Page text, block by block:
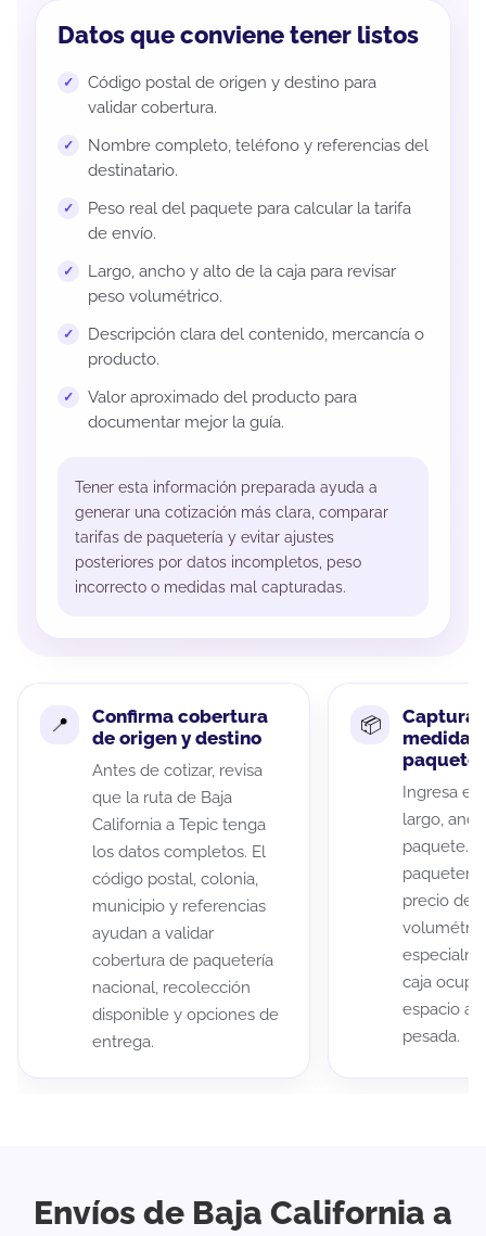
Datos que conviene tener listos
Código postal de origen y destino para
validar cobertura.
Nombre completo, teléfono y referencias del
destinatario.
Peso real del paquete para calcular la tarifa
de envío.
Largo, ancho y alto de la caja para revisar
peso volumétrico.
Descripción clara del contenido, mercancía o
producto.
Valor aproximado del producto para
documentar mejor la guía.
Tener esta información preparada ayuda a
generar una cotización más clara, comparar
tarifas de paquetería y evitar ajustes
posteriores por datos incompletos, peso
incorrecto o medidas mal capturadas.
Confirma cobertura
de origen y destino
Antes de cotizar, revisa
que la ruta de Baja
California a Tepic tenga
los datos completos. El
código postal, colonia,
municipio y referencias
ayudan a validar
cobertura de paquetería
nacional, recolección
disponible y opciones de
entrega.
Captura
medidas
paquete
Ingresa el
largo,
paquete.
precio de
caja
espacio
pesada.
Envíos de Baja California a